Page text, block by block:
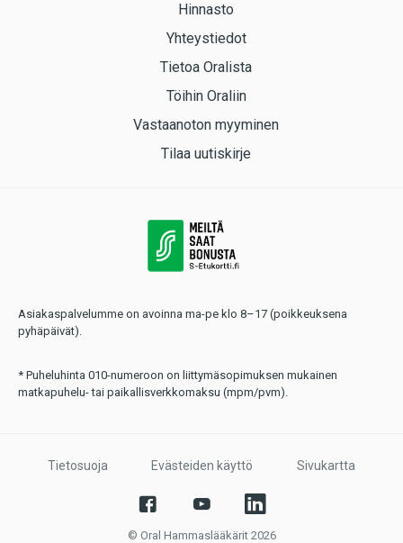
Hinnasto
Yhteystiedot
Tietoa Oralista
Töihin Oraliin
Vastaanoton myyminen
Tilaa uutiskirje
Asiakaspalvelumme on avoinna ma-pe klo 8–17 (poikkeuksena
pyhäpäivät).
* Puheluhinta 010-numeroon on liittymäsopimuksen mukainen
matkapuhelu- tai paikallisverkkomaksu (mpm/pvm).
Tietosuoja Evästeiden käyttö Sivukartta
© Oral Hammaslääkärit 2026